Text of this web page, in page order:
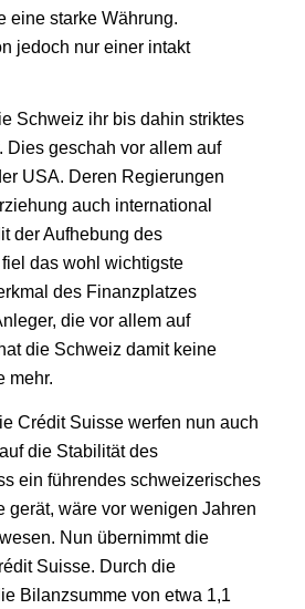
eine starke Währung.
jedoch nur einer intakt
Schweiz ihr bis dahin striktes
Dies geschah vor allem auf
USA. Deren Regierungen
auch international
der Aufhebung des
das wohl wichtigste
des Finanzplatzes
die vor allem auf
die Schweiz damit keine
mehr.
Crédit Suisse werfen nun auch
die Stabilität des
ein führendes schweizerisches
gerät, wäre vor wenigen Jahren
Nun übernimmt die
Suisse. Durch die
Bilanzsumme von etwa 1,1